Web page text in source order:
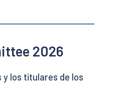
2026
y los titulares de los